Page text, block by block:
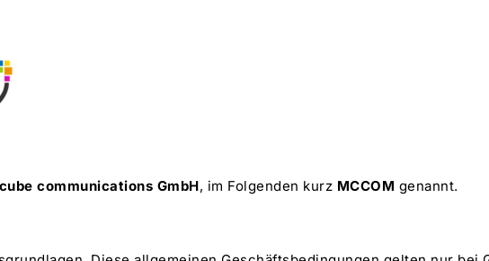
communications GmbH, im Folgenden kurz MCCOM genannt.